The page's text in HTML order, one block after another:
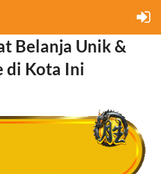
Belanja Unik &
di Kota Ini